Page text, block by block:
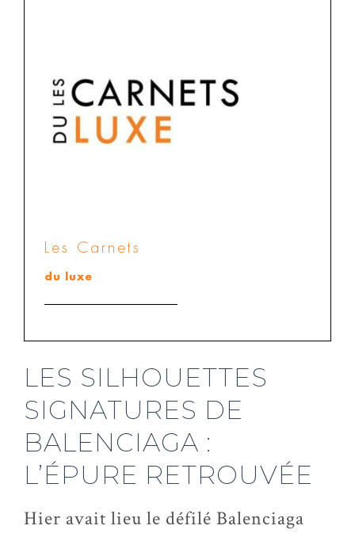
Les Carnets
du luxe
LES SILHOUETTES
SIGNATURES DE
BALENCIAGA :
L’ÉPURE RETROUVÉE
Hier avait lieu le défilé Balenciaga